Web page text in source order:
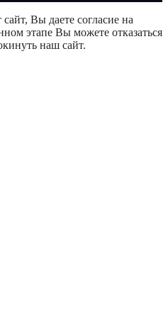
Вы даете согласие на
этапе Вы можете отказаться
наш сайт.